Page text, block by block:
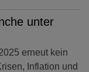
unter
erneut kein
Inflation und